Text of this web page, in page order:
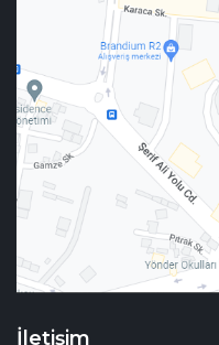
İletişim